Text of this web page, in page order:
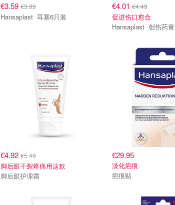
€3.59 €3.99
Hansaplast 耳塞6只装
€4.01€4.49
促进伤口愈合
Hansaplast 创伤药膏
€4.92 €5.49
脚后跟干裂疼痛用这款
脚后跟护理霜
€29.95
淡化疤痕
疤痕贴